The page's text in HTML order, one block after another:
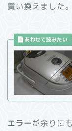
買い換えました。
エラーが余りに